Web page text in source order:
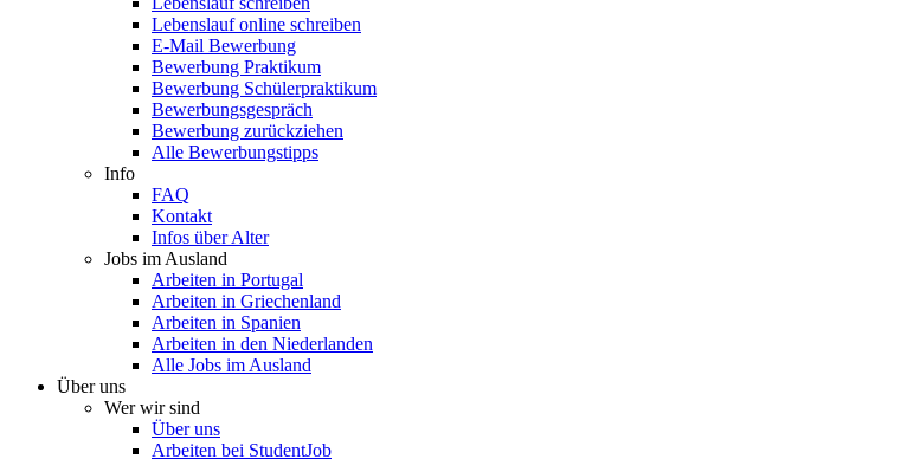
Lebenslauf online schreiben
E-Mail Bewerbung
Bewerbung Praktikum
Bewerbung Schülerpraktikum
Bewerbungsgespräch
Bewerbung zurückziehen
Alle Bewerbungstipps
Info
FAQ
Kontakt
Infos über Alter
Jobs im Ausland
Arbeiten in Portugal
Arbeiten in Griechenland
Arbeiten in Spanien
Arbeiten in den Niederlanden
Alle Jobs im Ausland
Über uns
Wer wir sind
Über uns
Arbeiten bei StudentJob